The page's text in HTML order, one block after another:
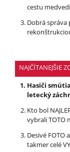
cestu
Dobrá správa
NAJČÍTANEJŠIE
Hasiči
letecký
Kto bol
vybrali TOTO
Desivé FOTO
takmer celé